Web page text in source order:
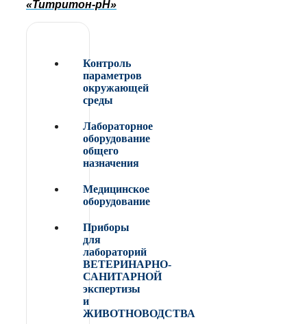
«Титритон-рН»
Контроль
параметров
окружающей
среды
Лабораторное
оборудование
общего
назначения
Медицинское
оборудование
Приборы
для
лабораторий
ВЕТЕРИНАРНО-
САНИТАРНОЙ
экспертизы
и
ЖИВОТНОВОДСТВА